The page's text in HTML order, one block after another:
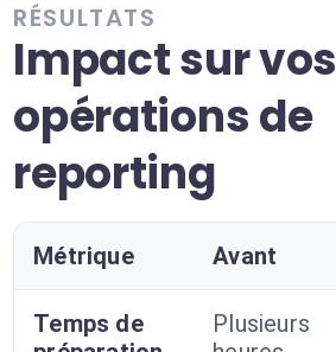
RÉSULTATS
Impact sur vos
opérations de
reporting
Métrique Avant
Temps de
Plusieurs